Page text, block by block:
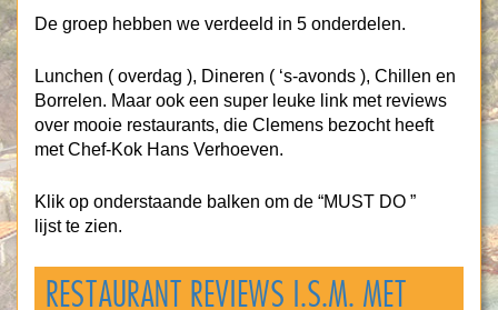
De groep hebben we verdeeld in 5 onderdelen.
Lunchen ( overdag ), Dineren ( ‘s-avonds ), Chillen en
Borrelen. Maar ook een super leuke link met reviews
over mooie restaurants, die Clemens bezocht heeft
met Chef-Kok Hans Verhoeven.
Klik op onderstaande balken om de “MUST DO ”
lijst te zien.
RESTAURANT REVIEWS I.S.M. MET